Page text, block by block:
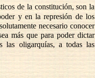
de la constitución, son la
y en la represión de los
necesario conocer
más que para poder dictar
las oligarquías, a todas las